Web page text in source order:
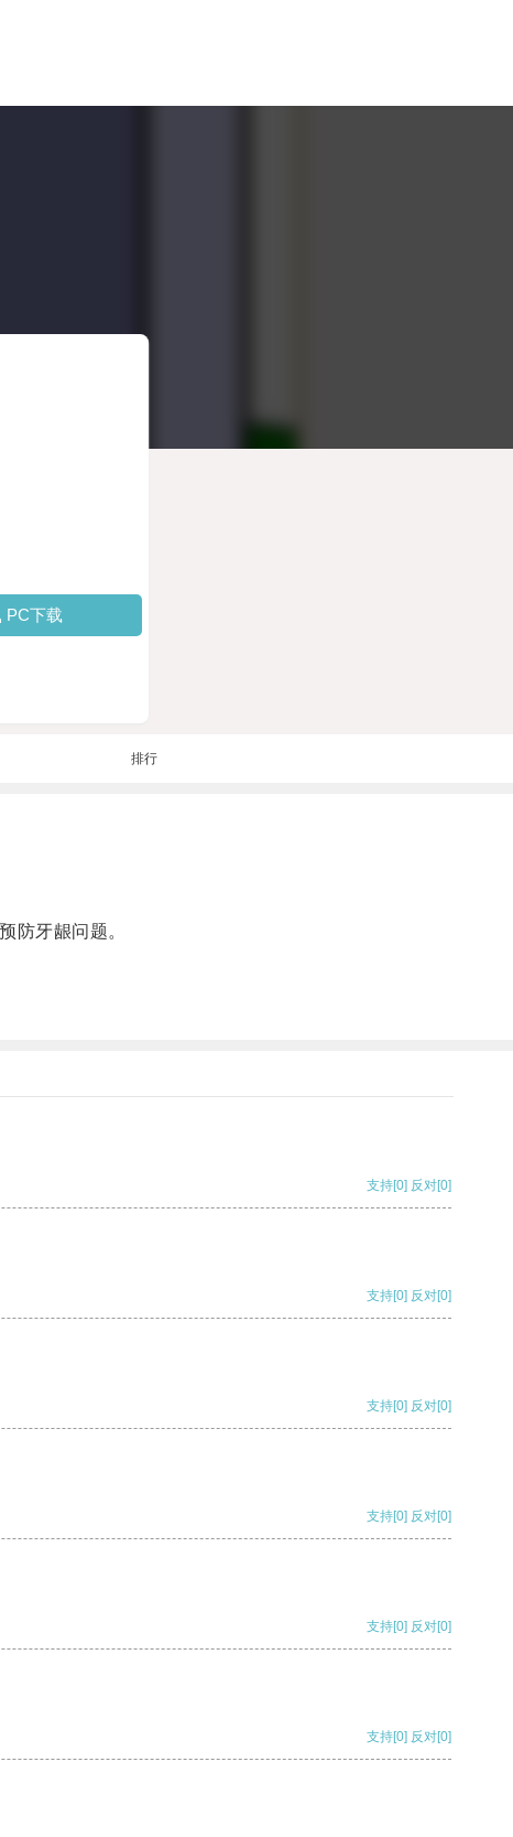
PC下载
排行
防牙龈问题。
支持[0] 反对[0]
支持[0] 反对[0]
支持[0] 反对[0]
支持[0] 反对[0]
支持[0] 反对[0]
支持[0] 反对[0]